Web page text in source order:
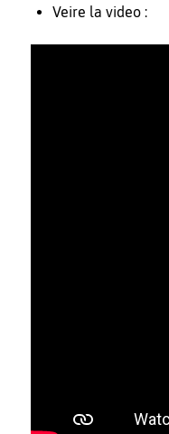
Veire la video :